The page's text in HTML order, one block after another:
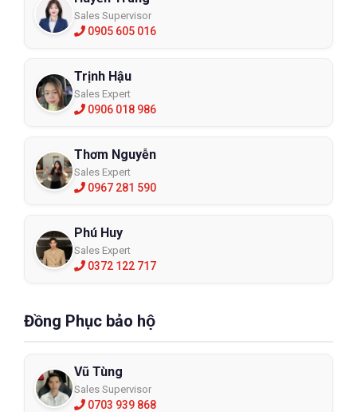
Sales Supervisor
0905 605 016
Trịnh Hậu
Sales Expert
0906 018 986
Thơm Nguyễn
Sales Expert
0967 281 590
Phú Huy
Sales Expert
0372 122 717
Đồng Phục bảo hộ
Vũ Tùng
Sales Supervisor
0703 939 868